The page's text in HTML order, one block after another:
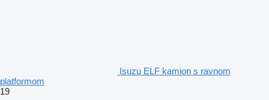
Isuzu ELF kamion s ravnom
platformom
19